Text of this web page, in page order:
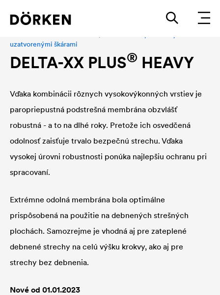
uzatvorenými škárami
DELTA-XX PLUS® HEAVY
Vďaka kombinácii rôznych vysokovýkonných vrstiev je
paropriepustná podstrešná membrána obzvlášť
robustná - a to na dlhé roky. Pretože ich osvedčená
odolnosť zaisťuje trvalo bezpečnú strechu. Vďaka
vysokej úrovni robustnosti ponúka najlepšiu ochranu pri
spracovaní.
Extrémne odolná membrána bola optimálne
prispôsobená na použitie na debnených strešných
plochách. Samozrejme je vhodná aj pre zateplené
debnené strechy na celú výšku krokvy, ako aj pre
strechy bez debnenia.
Nové od 01.01.2023